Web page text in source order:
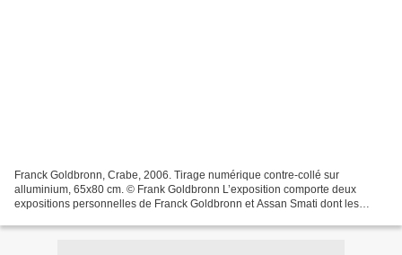
Franck Goldbronn, Crabe, 2006. Tirage numérique contre-collé sur
alluminium, 65x80 cm. © Frank Goldbronn L’exposition comporte deux
expositions personnelles de Franck Goldbronn et Assan Smati dont les